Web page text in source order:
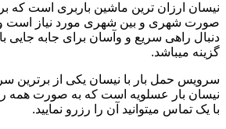
نیسان ارزان ترین ماشین باربری است که
صورت شهری و بین شهری مورد نیاز است و
دنبال راهی سریع و وآسان برای جابه جایی
گزینه میباشد.
سرویس حمل بار با نیسان یکی از برترین
نیسان بار عسلویه است که به صورت همه
با یک تماس میتوانید آن را رزرو نمایید.